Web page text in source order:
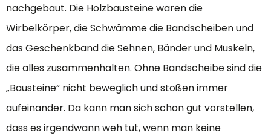
nachgebaut. Die Holzbausteine waren die
Wirbelkörper, die Schwämme die Bandscheiben und
das Geschenkband die Sehnen, Bänder und Muskeln,
die alles zusammenhalten. Ohne Bandscheibe sind die
„Bausteine“ nicht beweglich und stoßen immer
aufeinander. Da kann man sich schon gut vorstellen,
dass es irgendwann weh tut, wenn man keine